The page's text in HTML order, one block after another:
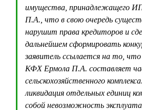
имущества, принадлежащего
П.А., что в свою очередь
нарушит права кредиторов и
дальнейшем сформировать
заявитель ссылается на то,
КФХ Ермола П.А. составляет
сельскохозяйственного
ликвидация отдельных единиц
собой невозможность